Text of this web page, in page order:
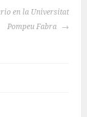
en la Universitat
Pompeu Fabra